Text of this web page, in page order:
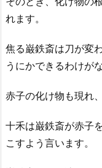
れます。
焦る巌鉄斎は刀が変
うにかできるわけが
赤子の化け物も現れ
十禾は巌鉄斎が赤子
こすよう言います。